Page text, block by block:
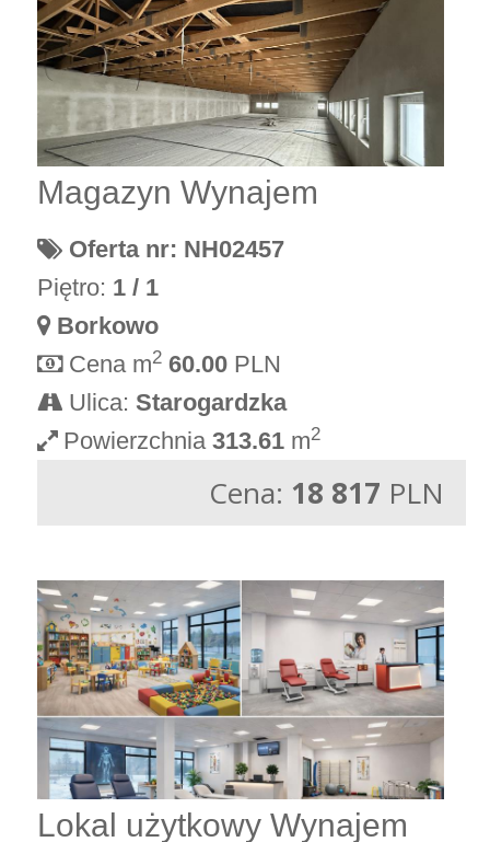
Magazyn Wynajem
Oferta nr: NH02457
Piętro: 1 / 1
Borkowo
Cena m2 60.00 PLN
Ulica: Starogardzka
Powierzchnia313.61 m2
Cena: 18 817 PLN
Lokal użytkowy Wynajem